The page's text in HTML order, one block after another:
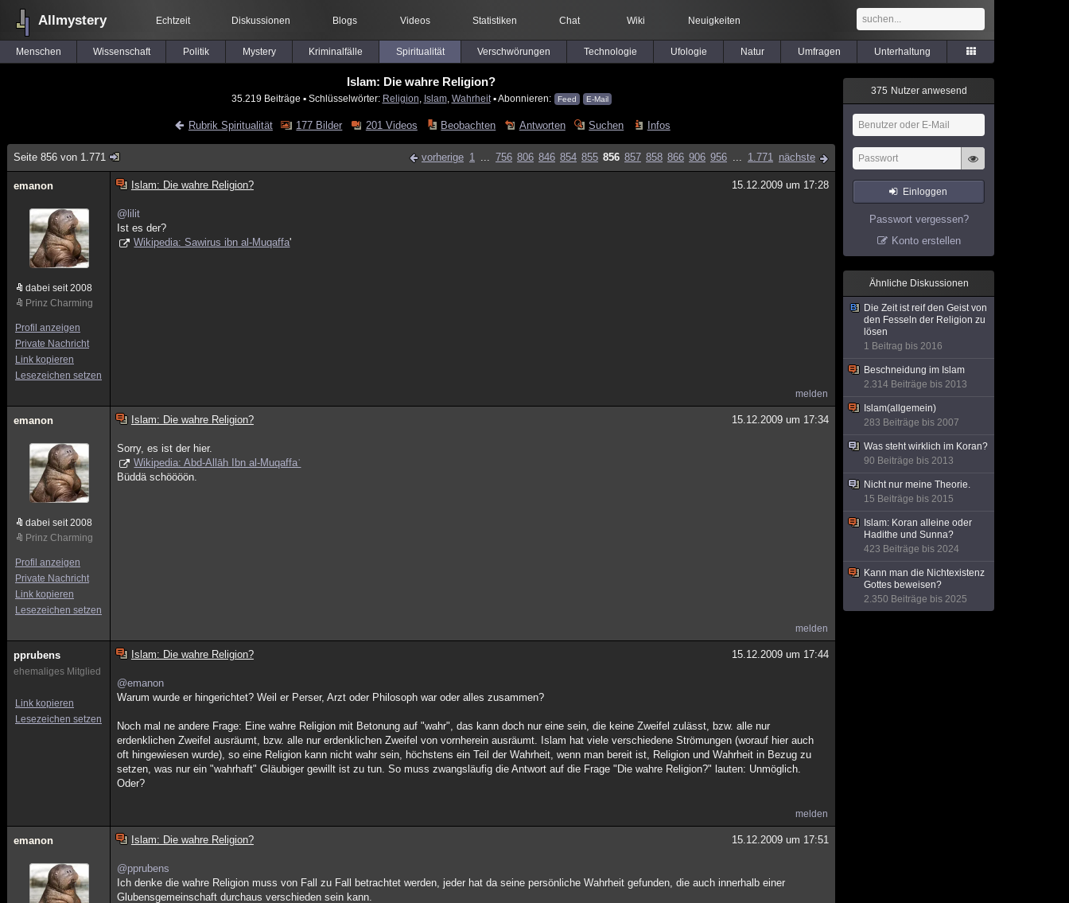
Allmystery Echtzeit Diskussionen Blogs Videos Statistiken Chat Wiki Neuigkeiten
Menschen Wissenschaft Politik Mystery Kriminalfälle Spiritualität Verschwörungen Technologie Ufologie Natur Umfragen Unterhaltung
Islam: Die wahre Religion?
35.219 Beiträge ▪ Schlüsselwörter: Religion Islam, Wahrheit▪ Abonnieren: Feed E-Mail
Rubrik Spiritualität 177 Bilder 201 Videos Beobachten Antworten Suchen Infos
Seite 856 von 1.771 vorherige 1 ... 756 806 846 854 855 856 857 858 866 906 956 ... 1.771 nächste
emanon
dabei seit 2008
Prinz Charming
Profil anzeigen
Private Nachricht
Link kopieren
Lesezeichen setzen
Islam: Die wahre Religion? 15.12.2009 um 17:28
@lilit
Ist es der?
Wikipedia: Sawirus ibn al-Muqaffa'
melden
emanon
dabei seit 2008
Prinz Charming
Profil anzeigen
Private Nachricht
Link kopieren
Lesezeichen setzen
Islam: Die wahre Religion? 15.12.2009 um 17:34
Sorry, es ist der hier.
Wikipedia: Abd-Allāh Ibn al-Muqaffaʿ
Büddä schöööön.
melden
pprubens
ehemaliges Mitglied
Link kopieren
Lesezeichen setzen
Islam: Die wahre Religion? 15.12.2009 um 17:44
@emanon
Warum wurde er hingerichtet? Weil er Perser, Arzt oder Philosoph war oder alles zusammen?
Noch mal ne andere Frage: Eine wahre Religion mit Betonung auf "wahr", das kann doch nur eine sein, die keine Zweifel zulässt, bzw. alle nur
erdenklichen Zweifel ausräumt, bzw. alle nur erdenklichen Zweifel von vornherein ausräumt. Islam hat viele verschiedene Strömungen (worauf hier auch
oft hingewiesen wurde), so eine Religion kann nicht wahr sein, höchstens ein Teil der Wahrheit, wenn man bereit ist, Religion und Wahrheit in Bezug zu
setzen, was nur ein "wahrhaft" Gläubiger gewillt ist zu tun. So muss zwangsläufig die Antwort auf die Frage "Die wahre Religion?" lauten: Unmöglich.
Oder?
melden
emanon Islam: Die wahre Religion? 15.12.2009 um 17:51
@pprubens
Ich denke die wahre Religion muss von Fall zu Fall betrachtet werden, jeder hat da seine persönliche Wahrheit gefunden, die auch innerhalb einer
Glubensgemeinschaft durchaus verschieden sein kann.
375 Nutzer anwesend
Einloggen
Passwort vergessen?
Konto erstellen
Ähnliche Diskussionen
Die Zeit ist reif den Geist von
den Fesseln der Religion zu
lösen
1 Beitrag bis 2016
Beschneidung im Islam
2.314 Beiträge bis 2013
Islam(allgemein)
283 Beiträge bis 2007
Was steht wirklich im Koran?
90 Beiträge bis 2013
Nicht nur meine Theorie.
15 Beiträge bis 2015
Islam: Koran alleine oder
Hadithe und Sunna?
423 Beiträge bis 2024
Kann man die Nichtexistenz
Gottes beweisen?
2.350 Beiträge bis 2025